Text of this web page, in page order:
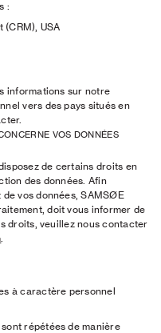
:
USA
informations sur notre
vers des pays situés en
VOS DONNÉES
de certains droits en
des données. Afin
vos données, SAMSØE
doit vous informer de
droits, veuillez nous contacter
.
à caractère personnel
répétées de manière